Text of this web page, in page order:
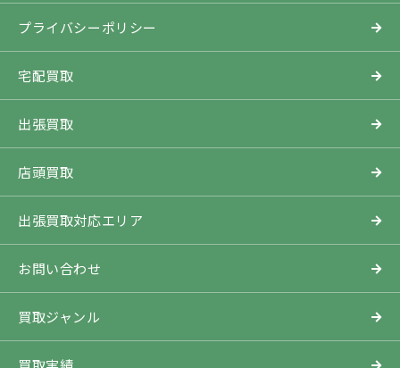
プライバシーポリシー
宅配買取
出張買取
店頭買取
出張買取対応エリア
お問い合わせ
買取ジャンル